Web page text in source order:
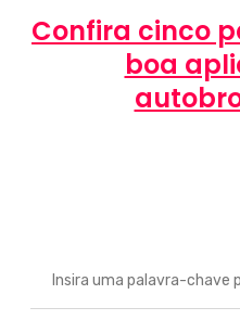
Confira cinco
boa